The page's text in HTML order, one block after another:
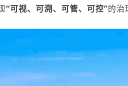
“可视、 可溯、 可管、可控”的治